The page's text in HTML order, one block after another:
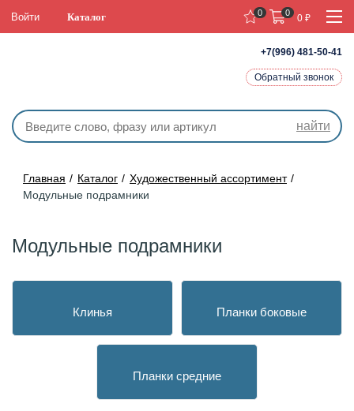
+7(996) 481-50-41
Обратный звонок
Войти Каталог
найти
0 0
0 ₽
Главная Каталог
Художественный ассортимент
Модульные подрамники
Модульные подрамники
Клинья Планки боковые
Планки средние